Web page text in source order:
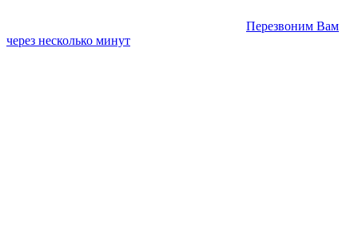
Перезвоним Вам
через несколько минут